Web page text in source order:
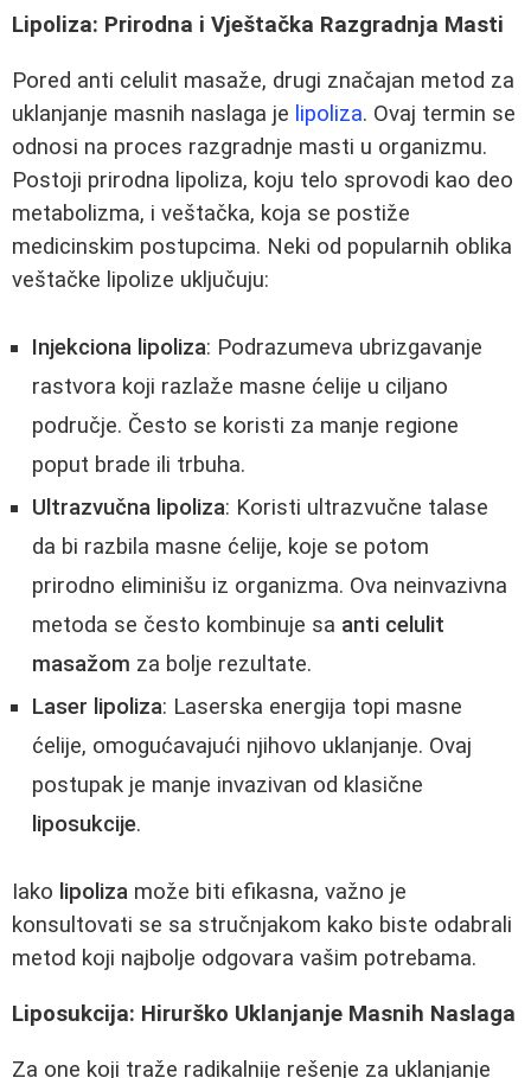
Lipoliza: Prirodna i Vještačka Razgradnja Masti
Pored anti celulit masaže, drugi značajan metod za
uklanjanje masnih naslaga je lipoliza. Ovaj termin se
odnosi na proces razgradnje masti u organizmu.
Postoji prirodna lipoliza, koju telo sprovodi kao deo
metabolizma, i veštačka, koja se postiže
medicinskim postupcima. Neki od popularnih oblika
veštačke lipolize uključuju:
Injekciona lipoliza: Podrazumeva ubrizgavanje
rastvora koji razlaže masne ćelije u ciljano
područje. Često se koristi za manje regione
poput brade ili trbuha.
Ultrazvučna lipoliza: Koristi ultrazvučne talase
da bi razbila masne ćelije, koje se potom
prirodno eliminišu iz organizma. Ova neinvazivna
metoda se često kombinuje sa anti celulit
masažom za bolje rezultate.
Laser lipoliza: Laserska energija topi masne
ćelije, omogućavajući njihovo uklanjanje. Ovaj
postupak je manje invazivan od klasične
liposukcije.
Iako lipoliza može biti efikasna, važno je
konsultovati se sa stručnjakom kako biste odabrali
metod koji najbolje odgovara vašim potrebama.
Liposukcija: Hirurško Uklanjanje Masnih Naslaga
Za one koji traže radikalnije rešenje za uklanjanje